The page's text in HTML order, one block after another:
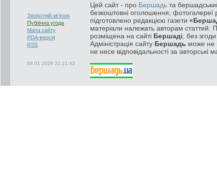
Зворотній зв'язок
Публічна угода
Мапа сайту
PDA-версія
RSS
08.01.2026 21:21:43
Цей сайт - про Бершадь та
безкоштовні оголошення, фотогалереї
підготовлено редакцією газети
матеріали належать авторам статтей.
розміщена на сайті Бершаді , без
Адміністрація сайту Бершадь може не
не несе відповідальності за авторські